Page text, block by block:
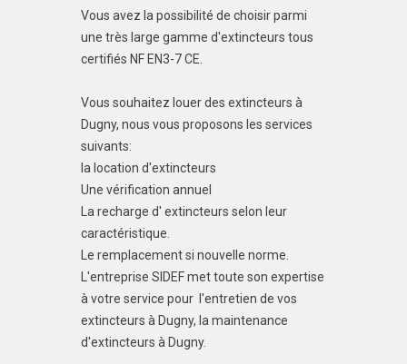
Vous avez la possibilité de choisir parmi
une très large gamme d'extincteurs tous
certifiés NF EN3-7 CE.
Vous souhaitez louer des extincteurs à
Dugny, nous vous proposons les services
suivants:
la location d'extincteurs
Une vérification annuel
La recharge d' extincteurs selon leur
caractéristique.
Le remplacement si nouvelle norme.
L'entreprise SIDEF met toute son expertise
à votre service pour l'entretien de vos
extincteurs à Dugny, la maintenance
d'extincteurs à Dugny.